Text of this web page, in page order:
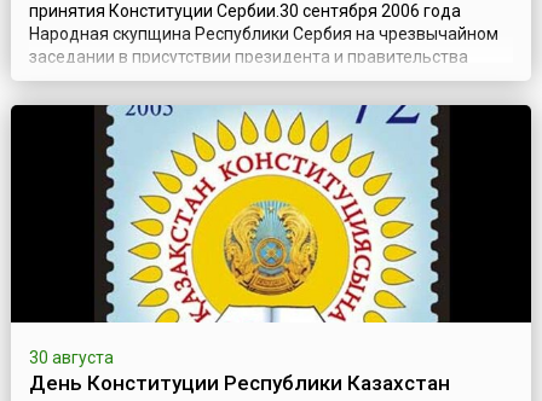
принятия Конституции Сербии.30 сентября 2006 года
Народная скупщина Республики Сербия на чрезвычайном
заседании в присутствии президента и правительства
единогласно проголосовала за проект новой Конституции,
которая была принята на всенародном референдуме,
проходившем 28 и 29 октября 2006 года. В референдуме
приняли участие 54,91% всех ...
30 августа
День Конституции Республики Казахстан